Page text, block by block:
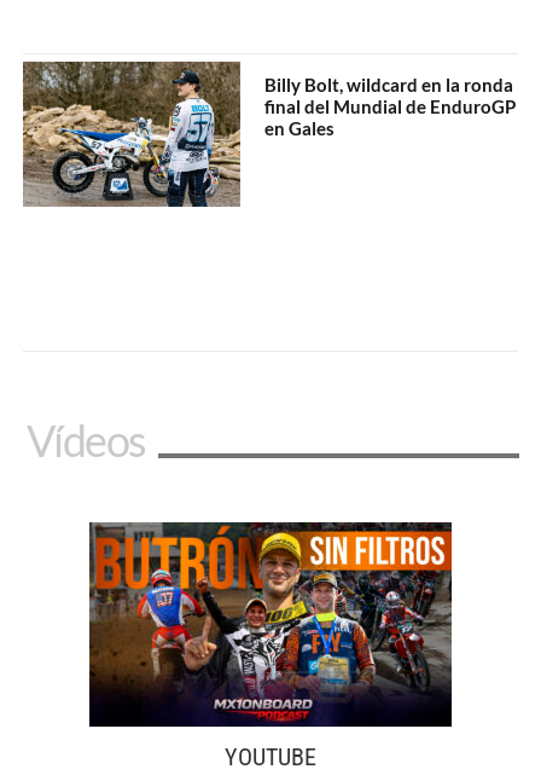
Billy Bolt, wildcard en la ronda
final del Mundial de EnduroGP
en Gales
Vídeos
YOUTUBE